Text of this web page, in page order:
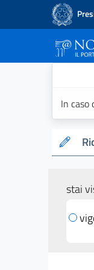
In caso
stai